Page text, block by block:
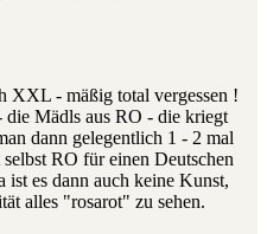
XXL - mäßig total vergessen !
Mädls aus RO - die kriegt
dann gelegentlich 1 - 2 mal
RO für einen Deutschen
es dann auch keine Kunst,
alles "rosarot" zu sehen.